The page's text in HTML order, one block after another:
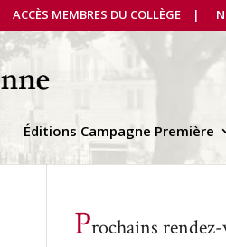
ACCÈS MEMBRES DU COLLÈGE
Éditions Campagne Première
Prochains